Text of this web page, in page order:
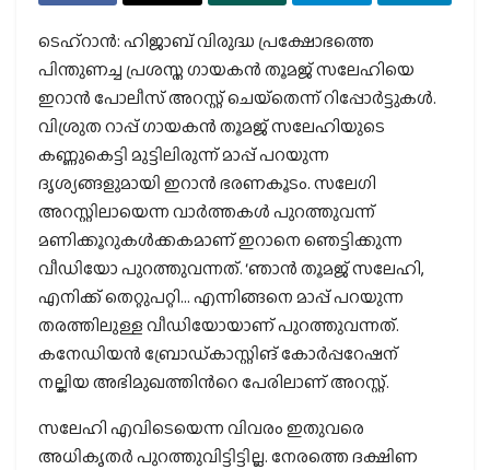
ടെഹ്‌റാന്‍: ഹിജാബ് വിരുദ്ധ പ്രക്ഷോഭത്തെ
പിന്തുണച്ച പ്രശസ്ത ഗായകന്‍ തൂമജ് സലേഹിയെ
ഇറാന്‍ പോലീസ് അറസ്റ്റ് ചെയ്‌തെന്ന് റിപ്പോര്‍ട്ടുകള്‍.
വിശ്രുത റാപ്പ് ഗായകന്‍ തൂമജ് സലേഹിയുടെ
കണ്ണുകെട്ടി മുട്ടിലിരുന്ന് മാപ്പ് പറയുന്ന
ദൃശ്യങ്ങളുമായി ഇറാന്‍ ഭരണകൂടം. സലേഗി
അറസ്റ്റിലായെന്ന വാര്‍ത്തകള്‍ പുറത്തുവന്ന്
മണിക്കൂറുകള്‍ക്കകമാണ് ഇറാനെ ഞെട്ടിക്കുന്ന
വീഡിയോ പുറത്തുവന്നത്. ‘ഞാന്‍ തൂമജ് സലേഹി,
എനിക്ക് തെറ്റുപറ്റി… എന്നിങ്ങനെ മാപ്പ് പറയുന്ന
തരത്തിലുള്ള വീഡിയോയാണ് പുറത്തുവന്നത്.
കനേഡിയന്‍ ബ്രോഡ്കാസ്റ്റിങ് കോര്‍പ്പറേഷന്
നല്കിയ അഭിമുഖത്തിന്‍റെ പേരിലാണ് അറസ്റ്റ്.
സലേഹി എവിടെയെന്ന വിവരം ഇതുവരെ
അധികൃതര്‍ പുറത്തുവിട്ടിട്ടില്ല. നേരത്തെ ദക്ഷിണ